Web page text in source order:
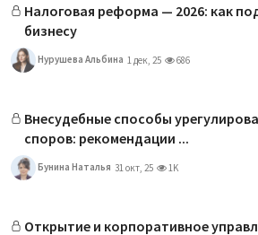
Налоговая реформа — 2026: как
бизнесу
Нурушева Альбина 1 дек, 25 686
Внесудебные способы
споров: рекомендации ...
Бунина Наталья 31 окт, 25 1K
Открытие и корпоративное